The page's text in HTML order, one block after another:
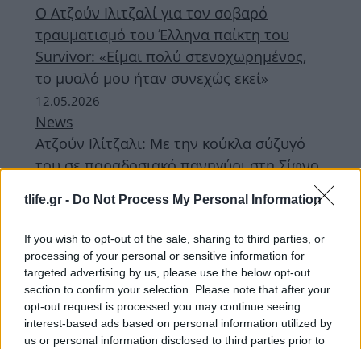
tlife.gr - Do Not Process My Personal Information
If you wish to opt-out of the sale, sharing to third parties, or
processing of your personal or sensitive information for
targeted advertising by us, please use the below opt-out
section to confirm your selection. Please note that after your
opt-out request is processed you may continue seeing
interest-based ads based on personal information utilized by
us or personal information disclosed to third parties prior to
Ο Ατζούν Ιλιτζαλί για τον σοβαρό
τραυματισμό του Έλληνα παίκτη του
Survivor: «Είμαι πολύ στενοχωρημένος,
το μυαλό μου ήταν συνεχώς εκεί»
12.05.2026
News
Ατζούν Ιλίτζαλι: Με την κούκλα σύζυγό
του σε παραδοσιακό πανηγύρι στη Σίφνο